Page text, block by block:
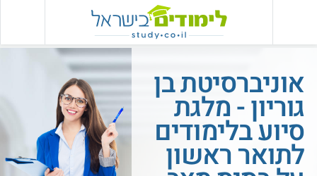
אוניברסיטת בן
גוריון - מלגת
סיוע בלימודים
לתואר ראשון